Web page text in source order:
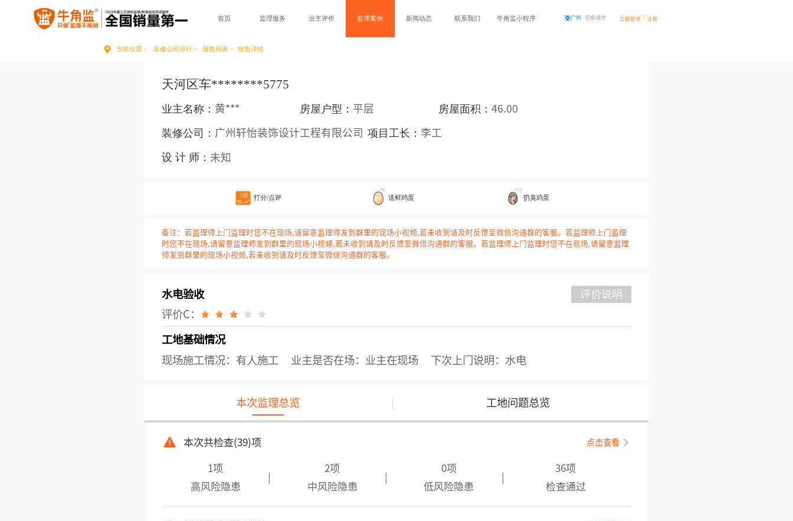
首页 监理服务 业主评价 监理案例 新闻动态 联系我们 牛角监小程序 广州 切换城市 立即登录 / 注册
当前位置： 装修公司排行 > 报告列表 > 报告详情
天河区车********5775
业主名称： 黄*** 房屋户型： 平层 房屋面积：46.00
装修公司： 广州轩怡装饰设计工程有限公司 项目工长： 李工
设 计 师： 未知
打分/点评 送鲜鸡蛋
56
扔臭鸡蛋
112
备注：若监理师上门监理时您不在现场,请留意监理师发到群里的现场小视频,若未收到请及时反馈至微信沟通群的客服。若监理师上门监理
时您不在现场,请留意监理师发到群里的现场小视频,若未收到请及时反馈至微信沟通群的客服。若监理师上门监理时您不在现场,请留意监理
师发到群里的现场小视频,若未收到请及时反馈至微信沟通群的客服。
水电验收
评价说明
评价C：
工地基础情况
现场施工情况：有人施工
业主是否在场：业主在现场 下次上门说明：水电
本次监理总览 工地问题总览
本次共检查(39)项 点击查看
1项
高风险隐患
2项
中风险隐患
0项
低风险隐患
36项
检查通过